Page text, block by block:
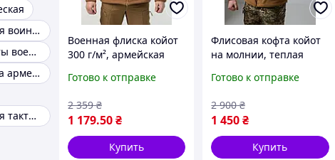
Кофта флисовая воинская
Флисовые кофты военные
Флисовая кофта армейская
Кофта флисовая тактическая хаки
Военная флиска койот
300 г/м², армейская
тактическая кофта
Готово к отправке
1 179.50₴
2 359 ₴
Купить
Флисовая кофта койот
на молнии, теплая
флиска койот зсу L
Готово к отправке
1 450₴
2 900 ₴
Купить